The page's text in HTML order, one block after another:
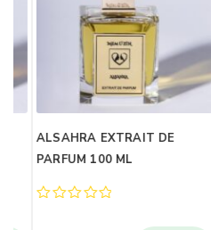
ALSAHRA EXTRAIT DE
PARFUM 100 ML